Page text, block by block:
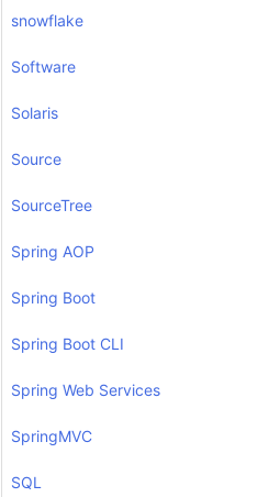
snowflake
Software
Solaris
Source
SourceTree
Spring AOP
Spring Boot
Spring Boot CLI
Spring Web Services
SpringMVC
SQL